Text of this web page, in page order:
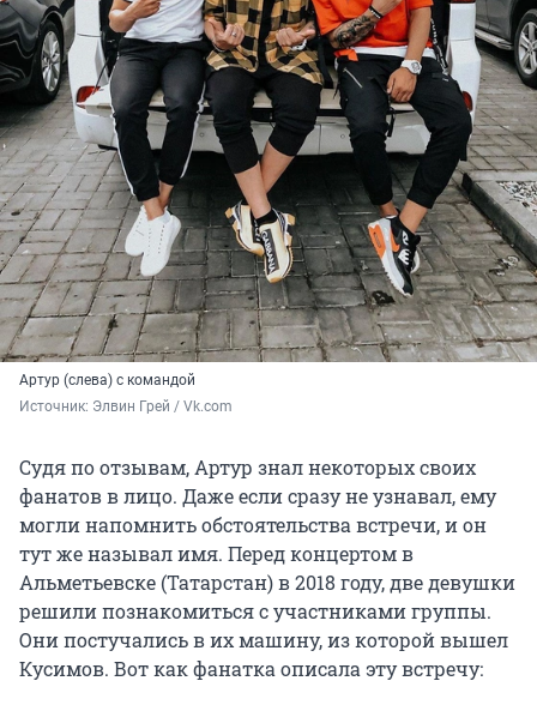
Артур (слева) с командой
Источник: Элвин Грей / Vk.com
Судя по отзывам, Артур знал некоторых своих
фанатов в лицо. Даже если сразу не узнавал, ему
могли напомнить обстоятельства встречи, и он
тут же называл имя. Перед концертом в
Альметьевске (Татарстан) в 2018 году, две девушки
решили познакомиться с участниками группы.
Они постучались в их машину, из которой вышел
Кусимов. Вот как фанатка описала эту встречу: